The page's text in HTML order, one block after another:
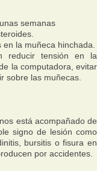
semanas
la muñeca hinchada.
reducir tensión en la
la computadora, evitar
sobre las muñecas.
está acompañado de
signo de lesión como
bursitis o fisura en
por accidentes.